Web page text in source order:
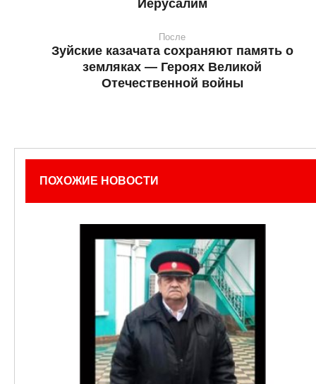
Иерусалим
После
Зуйские казачата сохраняют память о
земляках — Героях Великой
Отечественной войны
ПОХОЖИЕ НОВОСТИ